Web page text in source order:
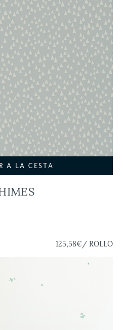
A LA CESTA
125,58€/ ROLLO